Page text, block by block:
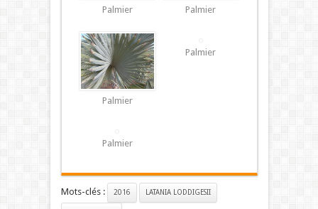
Palmier Palmier
Palmier
Palmier
Palmier
Mots-clés : 2016 LATANIA LODDIGESII